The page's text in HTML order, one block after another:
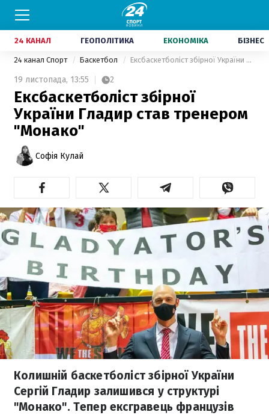
24 КАНАЛ ГЕОПОЛІТИКА ЕКОНОМІКА БІЗНЕС
24 канал Спорт Баскетбол Ексбаскетболіст збірної України Гладир став тренером "Монако"
19 листопада, 13:55 2
Ексбаскетболіст збірної
України Гладир став тренером
"Монако"
Софія Кулай
Колишній баскетболіст збірної України
Сергій Гладир залишився у структурі
"Монако". Тепер ексгравець французів